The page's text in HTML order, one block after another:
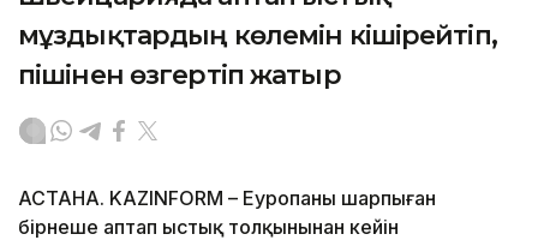
мұздықтардың көлемін кішірейтіп,
пішінен өзгертіп жатыр
АСТАНА. KAZINFORM – Еуропаны шарпыған
бірнеше аптап ыстық толқынынан кейін